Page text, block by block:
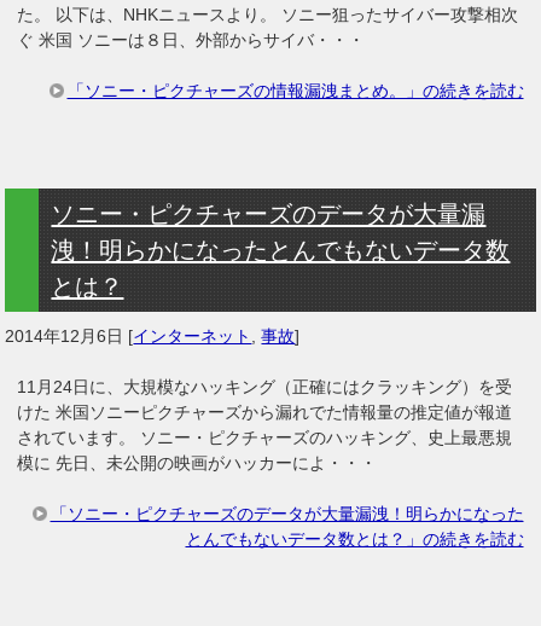
た。 以下は、NHKニュースより。 ソニー狙ったサイバー攻撃相次
ぐ 米国 ソニーは８日、外部からサイバ・・・
「ソニー・ピクチャーズの情報漏洩まとめ。」の続きを読む
ソニー・ピクチャーズのデータが大量漏
洩！明らかになったとんでもないデータ数
とは？
2014年12月6日 [インターネット ,事故]
11月24日に、大規模なハッキング（正確にはクラッキング）を受
けた 米国ソニーピクチャーズから漏れでた情報量の推定値が報道
されています。 ソニー・ピクチャーズのハッキング、史上最悪規
模に 先日、未公開の映画がハッカーによ・・・
「ソニー・ピクチャーズのデータが大量漏洩！明らかになった
とんでもないデータ数とは？」の続きを読む